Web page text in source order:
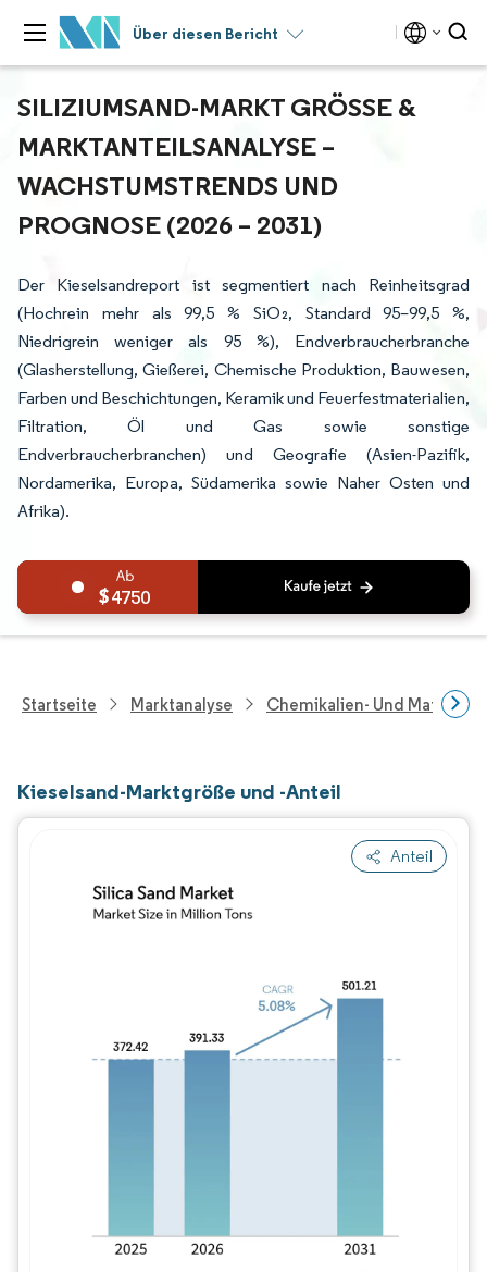
Über diesen Bericht
SILIZIUMSAND-MARKT GRÖSSE & M
ARKTANTEILSANALYSE – W
ACHSTUMSTRENDS UND P
ROGNOSE (2026 – 2031)
Der Kieselsandreport ist segmentiert nach Reinheitsgrad
(Hochrein mehr als 99,5 % SiO₂, Standard 95–99,5 %,
Niedrigrein weniger als 95 %), Endverbraucherbranche
(Glasherstellung, Gießerei, Chemische Produktion, Bauwesen,
Farben und Beschichtungen, Keramik und Feuerfestmaterialien,
Filtration, Öl und Gas sowie sonstige
Endverbraucherbranchen) und Geografie (Asien-Pazifik,
Nordamerika, Europa, Südamerika sowie Naher Osten und
Afrika).
4750
Startseite Marktanalyse Chemikalien- Und
Kieselsand-Marktgröße und -Anteil
Anteil